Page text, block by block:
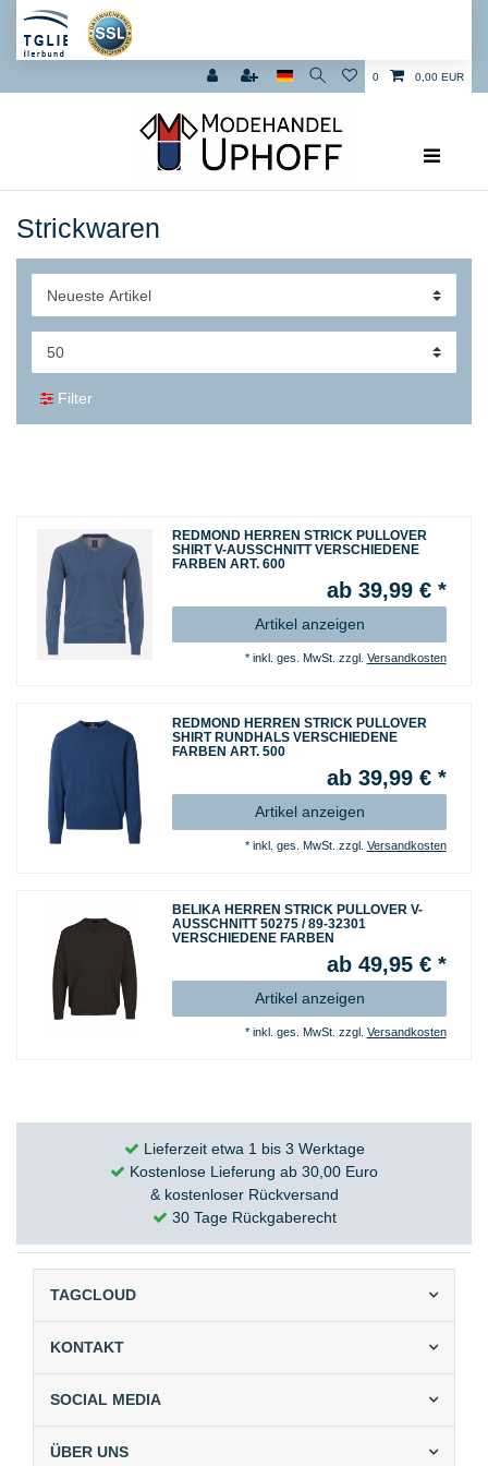
0 0,00 EUR
Strickwaren
Filter
REDMOND HERREN STRICK PULLOVER
SHIRT V-AUSSCHNITT VERSCHIEDENE
FARBEN ART. 600
ab 39,99 € *
Artikel anzeigen
* inkl. ges. MwSt. zzgl. Versandkosten
REDMOND HERREN STRICK PULLOVER
SHIRT RUNDHALS VERSCHIEDENE
FARBEN ART. 500
ab 39,99 € *
Artikel anzeigen
* inkl. ges. MwSt. zzgl. Versandkosten
BELIKA HERREN STRICK PULLOVER V-
AUSSCHNITT 50275 / 89-32301
VERSCHIEDENE FARBEN
ab 49,95 € *
Artikel anzeigen
* inkl. ges. MwSt. zzgl. Versandkosten
Lieferzeit etwa 1 bis 3 Werktage
Kostenlose Lieferung ab 30,00 Euro
& kostenloser Rückversand
30 Tage Rückgaberecht
TAGCLOUD
KONTAKT
SOCIAL MEDIA
ÜBER UNS